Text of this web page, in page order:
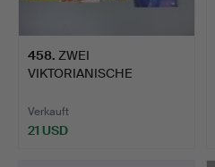
458. ZWEI
VIKTORIANISCHE
Verkauft
21 USD